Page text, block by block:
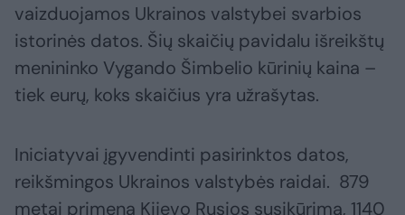
vaizduojamos Ukrainos valstybei svarbios
istorinės datos. Šių skaičių pavidalu išreikštų
menininko Vygando Šimbelio kūrinių kaina –
tiek eurų, koks skaičius yra užrašytas.
Iniciatyvai įgyvendinti pasirinktos datos,
reikšmingos Ukrainos valstybės raidai. 879
metai primena Kijevo Rusios susikūrimą, 1140